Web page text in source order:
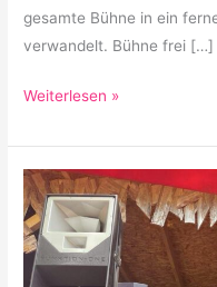
gesamte Bühne in ein
verwandelt. Bühne frei […]
Weiterlesen »
Legolas
DJ
Team
am